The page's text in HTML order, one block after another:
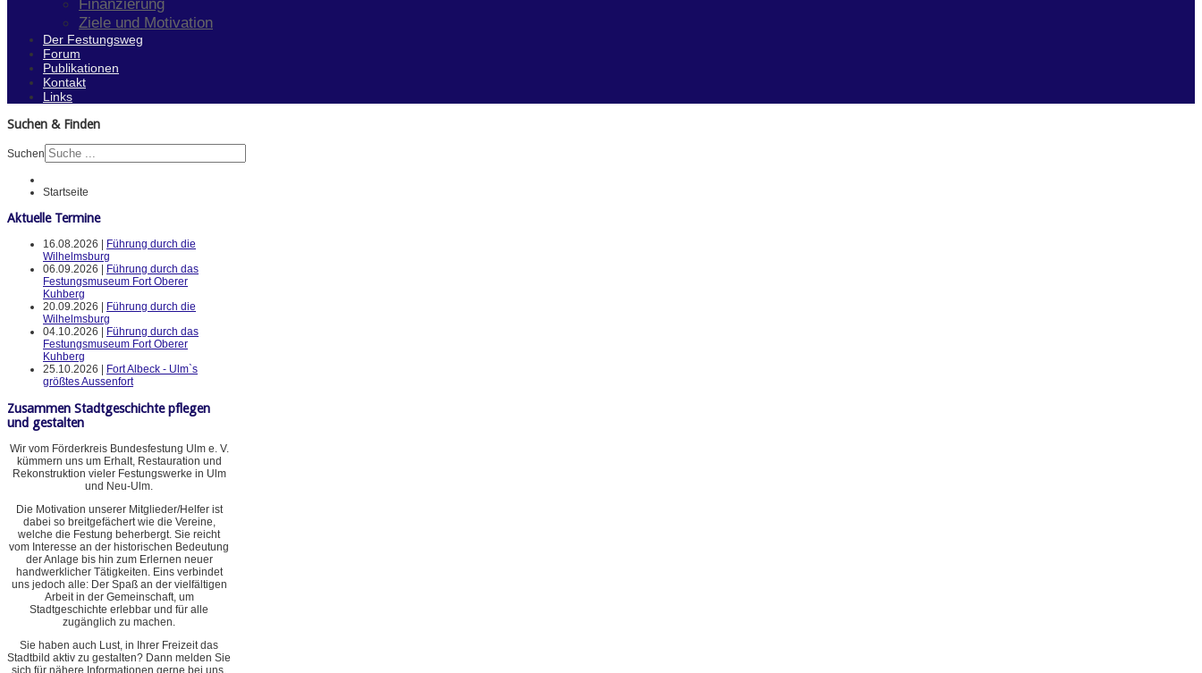
Finanzierung
Ziele und Motivation
Der Festungsweg
Forum
Publikationen
Kontakt
Links
Suchen & Finden
Suchen
Startseite
Aktuelle Termine
16.08.2026 |
Führung durch die
Wilhelmsburg
06.09.2026 |
Führung durch das
Festungsmuseum Fort Oberer
Kuhberg
20.09.2026 |
Führung durch die
Wilhelmsburg
04.10.2026 |
Führung durch das
Festungsmuseum Fort Oberer
Kuhberg
25.10.2026 |
Fort Albeck - Ulm`s
größtes Aussenfort
Zusammen Stadtgeschichte pflegen
und gestalten
Wir vom Förderkreis Bundesfestung Ulm e. V.
kümmern uns um Erhalt, Restauration und
Rekonstruktion vieler Festungswerke in Ulm
und Neu-Ulm.
Die Motivation unserer Mitglieder/Helfer ist
dabei so breitgefächert wie die Vereine,
welche die Festung beherbergt. Sie reicht
vom Interesse an der historischen Bedeutung
der Anlage bis hin zum Erlernen neuer
handwerklicher Tätigkeiten. Eins verbindet
uns jedoch alle: Der Spaß an der vielfältigen
Arbeit in der Gemeinschaft, um
Stadtgeschichte erlebbar und für alle
zugänglich zu machen.
Sie haben auch Lust, in Ihrer Freizeit das
Stadtbild aktiv zu gestalten? Dann melden Sie
sich für nähere Informationen gerne bei uns.